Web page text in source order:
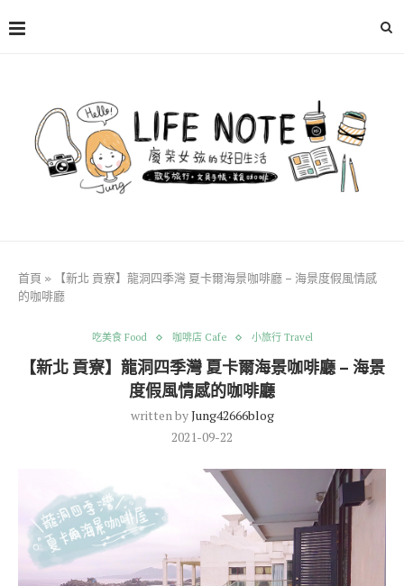
首頁 »
【新北 貢寮】龍洞四季灣 夏卡爾海景咖啡廳 – 海景度假風情感
的咖啡廳
吃美食 Food 咖啡店 Cafe 小旅行 Travel
【新北 貢寮】龍洞四季灣 夏卡爾海景咖啡廳 – 海景
度假風情感的咖啡廳
written byJung42666blog
2021-09-22